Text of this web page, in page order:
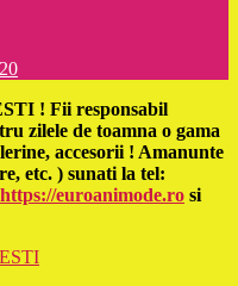
! Fii responsabil
zilele de toamna o gama
accesorii ! Amanunte
etc. ) sunati la tel:
https://euroanimode.ro si